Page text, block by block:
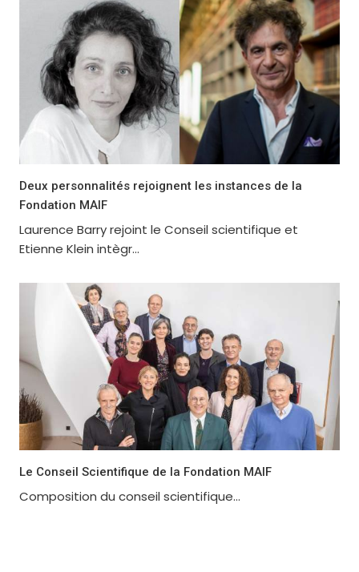
Deux personnalités rejoignent les instances de la
Fondation MAIF
Laurence Barry rejoint le Conseil scientifique et
Etienne Klein intègr...
Le Conseil Scientifique de la Fondation MAIF
Composition du conseil scientifique...